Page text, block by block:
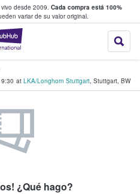
desde 2009. Cada compra está 100%
variar de su valor original.
StubHub: donde
boletos
at LKA/Longhorn Stuttgart, Stuttgart, BW
¿Qué hago?